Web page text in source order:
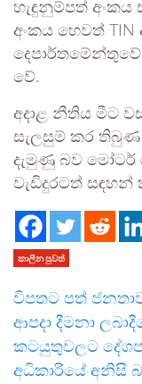
හැඳුනුම්පත්
අංකය හෙවත් TIN
වේ.
අදාළ නීතිය මීට
සැලසුම් කර තිබුණ
දැමුණු බව මෝටර්
වැඩිදුරටත් සඳහන්
කාලීන පුවත්
විපතට පත්
ආපදා දීමනා
කටයුතුවලට
අධිකාරියේ අනිසි